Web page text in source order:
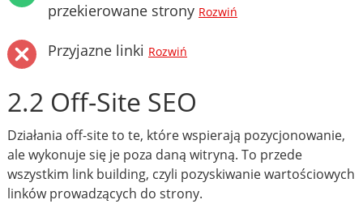
przekierowane strony Rozwiń
Przyjazne linki Rozwiń
2.2 Off-Site SEO
Działania off-site to te, które wspierają pozycjonowanie,
ale wykonuje się je poza daną witryną. To przede
wszystkim link building, czyli pozyskiwanie wartościowych
linków prowadzących do strony.